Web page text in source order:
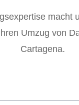
macht
Umzug von
Cartagena.